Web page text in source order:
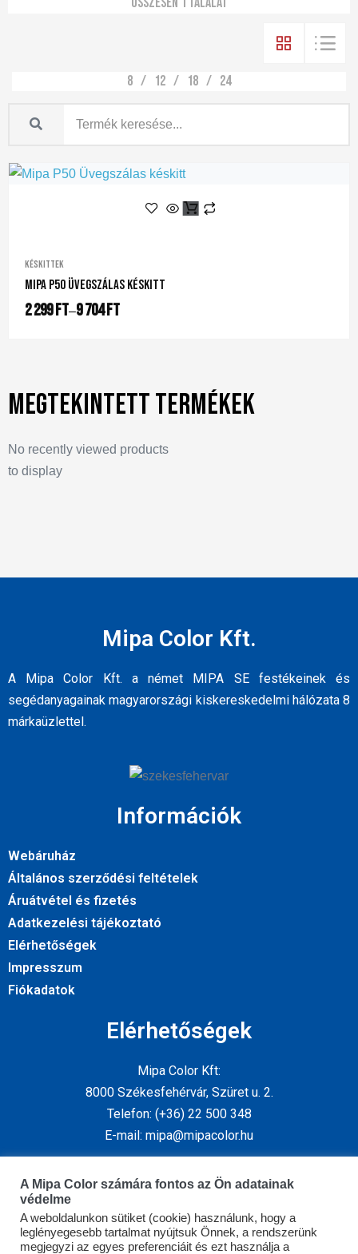
8 12 18 24
Késkittek
Mipa P50 Üvegszálas Késkitt
2 299Ft–9 704Ft
Megtekintett termékek
No recently viewed products
to display
Mipa Color Kft.
A Mipa Color Kft. a német MIPA SE festékeinek és
segédanyagainak magyarországi kiskereskedelmi hálózata 8
márkaüzlettel.
Információk
Webáruház
Általános szerződési feltételek
Áruátvétel és fizetés
Adatkezelési tájékoztató
Elérhetőségek
Impresszum
Fiókadatok
Elérhetőségek
Mipa Color Kft:
8000 Székesfehérvár, Szüret u. 2.
Telefon: (+36) 22 500 348
E-mail: mipa@mipacolor.hu
Kövess minket
A Mipa Color számára fontos az Ön adatainak
védelme
A weboldalunkon sütiket (cookie) használunk, hogy a
leglényegesebb tartalmat nyújtsuk Önnek, a rendszerünk
megjegyzi az egyes preferenciáit és ezt használja a